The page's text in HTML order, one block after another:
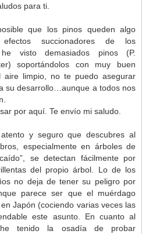
para ti.
que los pinos queden algo
succionadores de los
he visto demasiados pinos (P.
soportándolos con muy buen
aire limpio, no te puedo asegurar
su desarrollo…aunque a todos nos
por aquí. Te envío mi saludo.
y seguro que descubres al
especialmente en árboles de
se detectan fácilmente por
del propio árbol. Lo de los
no deja de tener su peligro por
parece ser que el muérdago
Japón (cociendo varias veces las
este asunto. En cuanto al
tenido la osadía de probar